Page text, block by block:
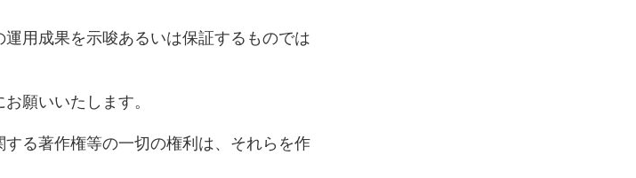
用成果を示唆あるいは保証するものでは
願いいたします。
る著作権等の一切の権利は、それらを作